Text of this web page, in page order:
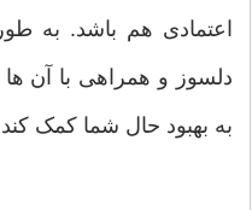
اعتمادی هم باشد. به
دلسوز و همراهی با آن ها
به بهبود حال شما کمک